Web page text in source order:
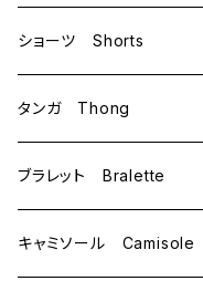
B70
B75
C65
C70
ショーツ Shorts
M
L
タンガ Thong
M
ブラレット Bralette
M
キャミソール Camisole